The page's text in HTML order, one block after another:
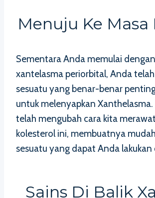
Menuju Ke Masa
Sementara Anda memulai
xantelasma periorbital, Anda
sesuatu yang benar-benar
untuk melenyapkan
telah mengubah cara kita
kolesterol ini, membuatnya
sesuatu yang dapat Anda lakukan
Sains Di Balik